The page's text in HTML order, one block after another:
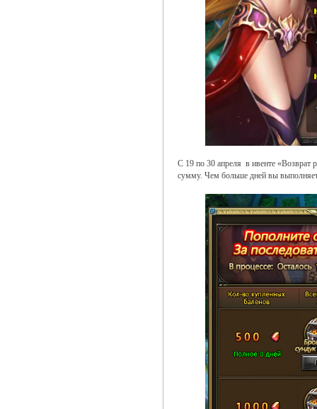
С 19 по 30 апреля в ивенте «Возврат
сумму. Чем больше дней вы